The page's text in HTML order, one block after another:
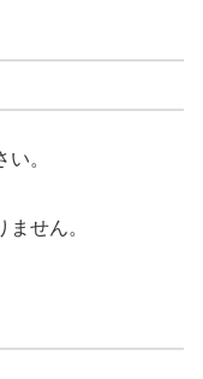
。
せん。